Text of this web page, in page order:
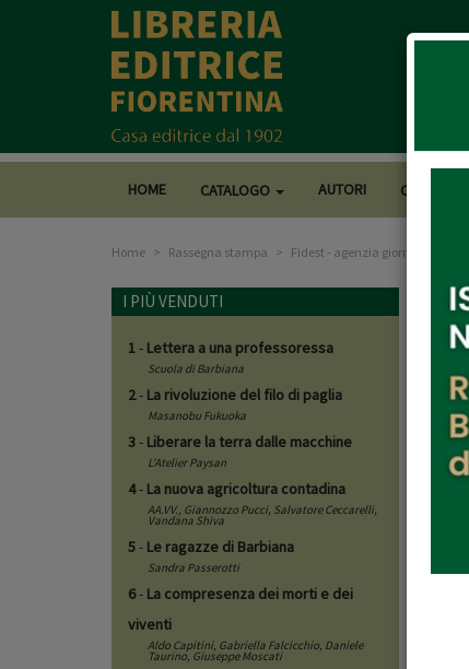
HOME CATALOGO AUTORI CASA
Home Rassegna stampa Fidest - agenzia giornalistica
Il
I PIÙ VENDUTI
1- Lettera a una professoressa
Scuola di Barbiana
2- La rivoluzione del filo di paglia
Masanobu Fukuoka
3- Liberare la terra dalle macchine
L'Atelier Paysan
4- La nuova agricoltura contadina
AA.VV., Giannozzo Pucci, Salvatore Ceccarelli,
Vandana Shiva
5- Le ragazze di Barbiana
Sandra Passerotti
6- La compresenza dei morti e dei
viventi
Aldo Capitini, Gabriella Falcicchio, Daniele
Taurino, Giuseppe Moscati